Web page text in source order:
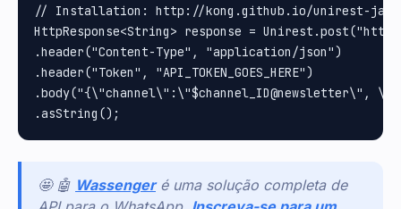
// Installation: http://kong.github.io/unirest-
HttpResponse<String> response =
.header("Content-Type", "application/json")
.header("Token", "API_TOKEN_GOES_HERE")
.body("{\"channel\":\"$channel_ID@newsletter\",
🤩 🤖 Wassenger é uma solução completa de